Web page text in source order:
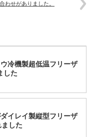
わせがありました。
冷機製超低温フリーザ
した
イレイ製縦型フリーザ
した